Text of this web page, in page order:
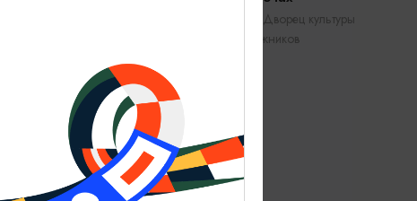
Калининград, Дворец культуры
железнодорожников